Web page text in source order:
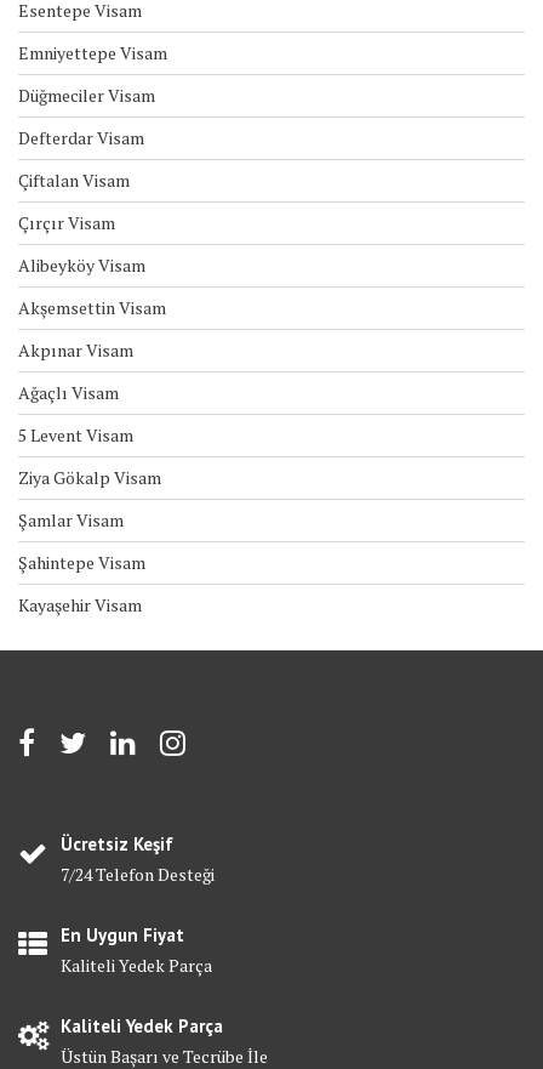
Esentepe Visam
Emniyettepe Visam
Düğmeciler Visam
Defterdar Visam
Çiftalan Visam
Çırçır Visam
Alibeyköy Visam
Akşemsettin Visam
Akpınar Visam
Ağaçlı Visam
5 Levent Visam
Ziya Gökalp Visam
Şamlar Visam
Şahintepe Visam
Kayaşehir Visam
Ücretsiz Keşif
7/24 Telefon Desteği
En Uygun Fiyat
Kaliteli Yedek Parça
Kaliteli Yedek Parça
Üstün Başarı ve Tecrübe İle